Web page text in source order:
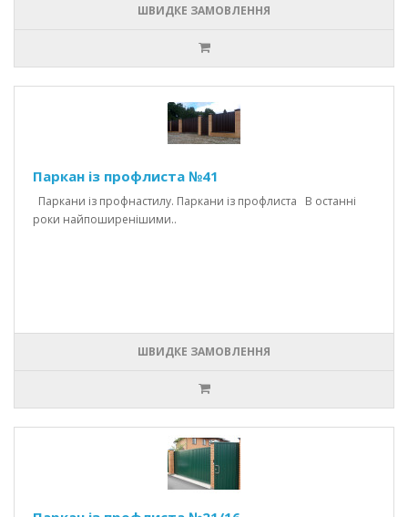
ШВИДКЕ ЗАМОВЛЕННЯ
Паркан із профлиста №41
Паркани із профнастилу. Паркани із профлиста В останні
роки найпоширенішими..
ШВИДКЕ ЗАМОВЛЕННЯ